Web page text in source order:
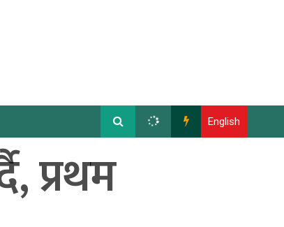
English
प्रथम